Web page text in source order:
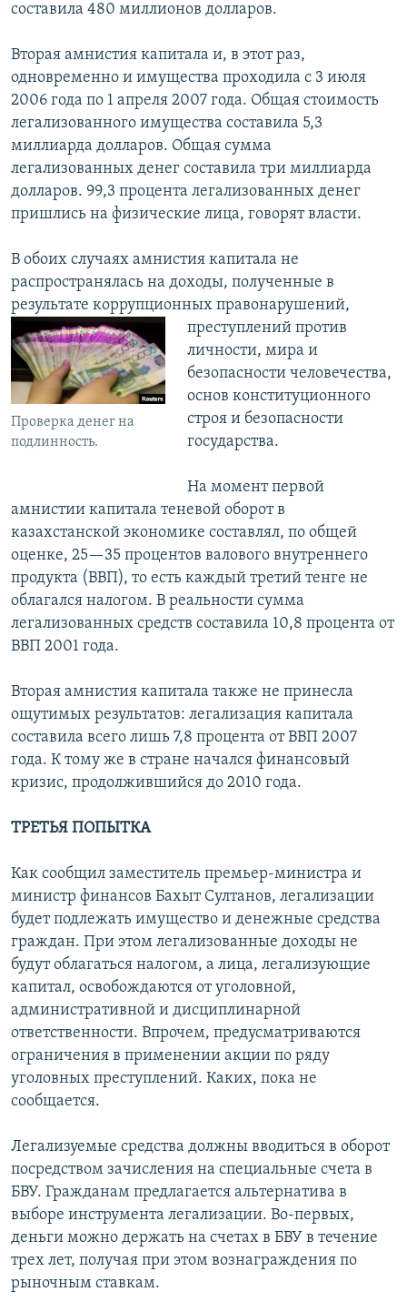
составила 480 миллионов долларов.
Вторая амнистия капитала и, в этот раз,
одновременно и имущества проходила с 3 июля
2006 года по 1 апреля 2007 года. Общая стоимость
легализованного имущества составила 5,3
миллиарда долларов. Общая сумма
легализованных денег составила три миллиарда
долларов. 99,3 процента легализованных денег
пришлись на физические лица, говорят власти.
В обоих случаях амнистия капитала не
распространялась на доходы, полученные в
результате коррупционных правонарушений,
преступлений против
Проверка денег на
подлинность.
личности, мира и
безопасности человечества,
основ конституционного
строя и безопасности
государства.
На момент первой
амнистии капитала теневой оборот в
казахстанской экономике составлял, по общей
оценке, 25—35 процентов валового внутреннего
продукта (ВВП), то есть каждый третий тенге не
облагался налогом. В реальности сумма
легализованных средств составила 10,8 процента от
ВВП 2001 года.
Вторая амнистия капитала также не принесла
ощутимых результатов: легализация капитала
составила всего лишь 7,8 процента от ВВП 2007
года. К тому же в стране начался финансовый
кризис, продолжившийся до 2010 года.
ТРЕТЬЯ ПОПЫТКА
Как сообщил заместитель премьер-министра и
министр финансов Бахыт Султанов, легализации
будет подлежать имущество и денежные средства
граждан. При этом легализованные доходы не
будут облагаться налогом, а лица, легализующие
капитал, освобождаются от уголовной,
административной и дисциплинарной
ответственности. Впрочем, предусматриваются
ограничения в применении акции по ряду
уголовных преступлений. Каких, пока не
сообщается.
Легализуемые средства должны вводиться в оборот
посредством зачисления на специальные счета в
БВУ. Гражданам предлагается альтернатива в
выборе инструмента легализации. Во-первых,
деньги можно держать на счетах в БВУ в течение
трех лет, получая при этом вознаграждения по
рыночным ставкам.